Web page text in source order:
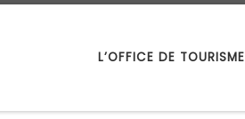
L’OFFICE DE TOURISME